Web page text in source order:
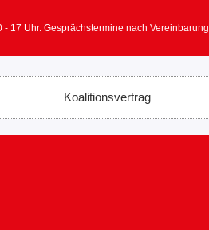
- 17 Uhr. Gesprächstermine nach Vereinbarung
Koalitionsvertrag